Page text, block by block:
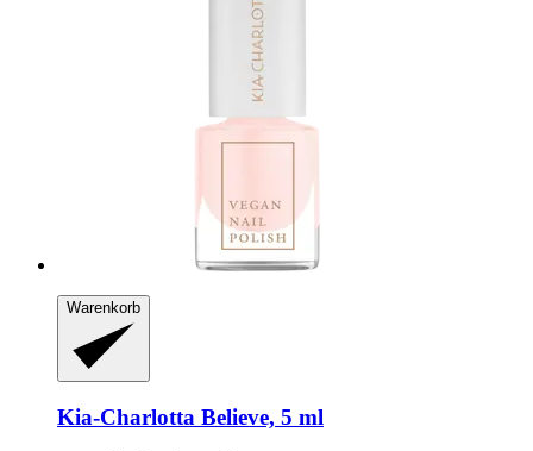
Warenkorb
Kia-Charlotta Believe, 5 ml